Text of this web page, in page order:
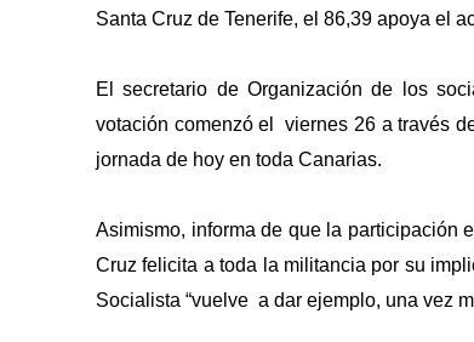
Santa Cruz de Tenerife, el 86,39 apoya el
El secretario de Organización de los
votación comenzó el viernes 26 a través
jornada de hoy en toda Canarias.
Asimismo, informa de que la participación
Cruz felicita a toda la militancia por su
Socialista “vuelve a dar ejemplo, una vez